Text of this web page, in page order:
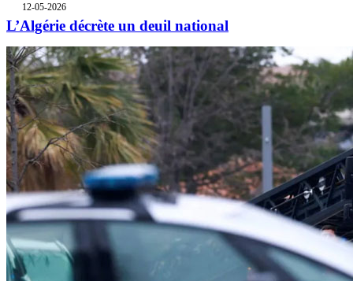
12-05-2026
L’Algérie décrète un deuil national